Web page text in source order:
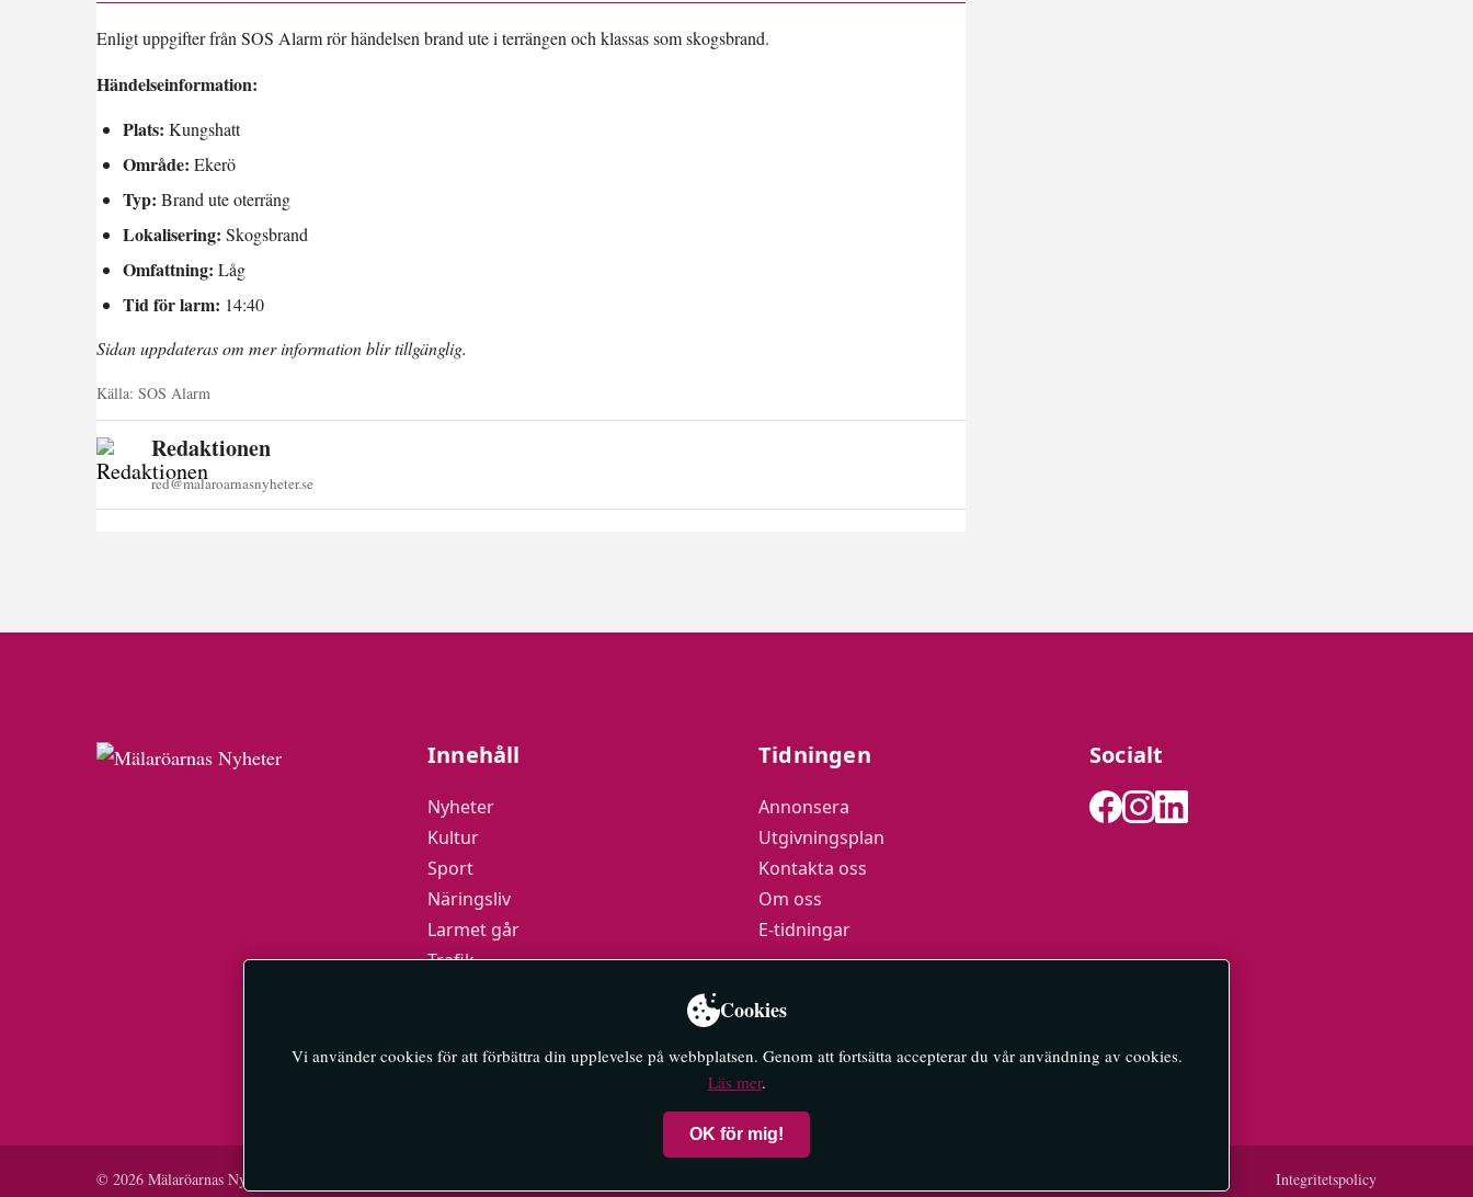
Enligt uppgifter från SOS Alarm rör händelsen brand ute i terrängen och klassas som skogsbrand.
Händelseinformation:
Plats: Kungshatt
Område: Ekerö
Typ: Brand ute oterräng
Lokalisering: Skogsbrand
Omfattning: Låg
Tid för larm: 14:40
Sidan uppdateras om mer information blir tillgänglig.
Källa: SOS Alarm
Redaktionen
red@malaroarnasnyheter.se
Innehåll
Nyheter
Kultur
Sport
Näringsliv
Larmet går
Trafik
Tidningen
Annonsera
Utgivningsplan
Kontakta oss
Om oss
E-tidningar
Socialt
© 2026 Mälaröarnas Nyheter — All rights reserved. Integritetspolicy
Cookies
Vi använder cookies för att förbättra din upplevelse på webbplatsen. Genom att fortsätta accepterar du vår användning av cookies.
Läs mer.
OK för mig!